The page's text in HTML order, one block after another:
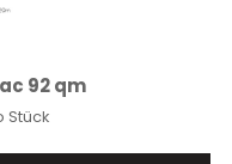
92 qm
Stück